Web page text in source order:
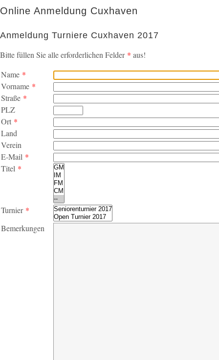
Online Anmeldung Cuxhaven
Anmeldung Turniere Cuxhaven 2017
Bitte füllen Sie alle erforderlichen Felder * aus!
Name *
Vorname *
Straße *
PLZ
Ort *
Land
Verein
E-Mail *
Titel *
Turnier *
Bemerkungen